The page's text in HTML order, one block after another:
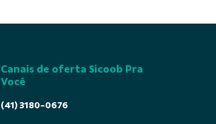
Canais de oferta Sicoob Pra
Você
(41) 3180-0676